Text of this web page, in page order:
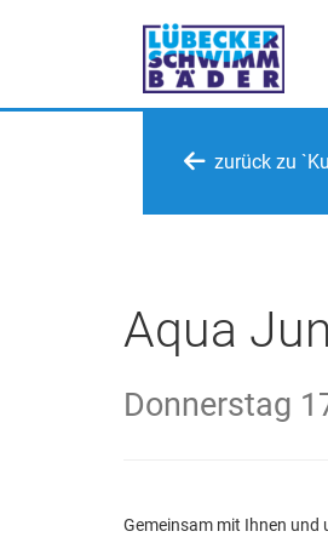
zurück zu
Aqua
Donnerstag
Gemeinsam mit Ihnen und